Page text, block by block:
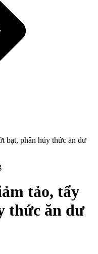
bạt, phân hủy thức ăn dư
tảo, tẩy
thức ăn dư